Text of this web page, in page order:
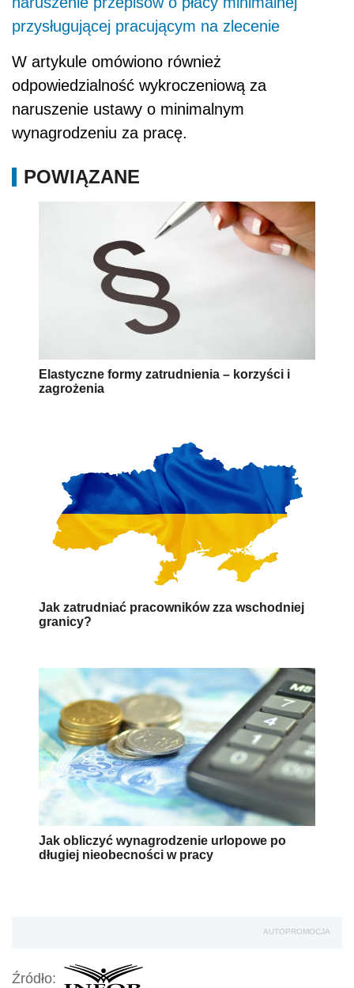
przysługującej pracującym na zlecenie
W artykule omówiono również
odpowiedzialność wykroczeniową za
naruszenie ustawy o minimalnym
wynagrodzeniu za pracę.
POWIĄZANE
Elastyczne formy zatrudnienia – korzyści i
zagrożenia
Jak zatrudniać pracowników zza wschodniej
granicy?
Jak obliczyć wynagrodzenie urlopowe po
długiej nieobecności w pracy
AUTOPROMOCJA
Źródło: